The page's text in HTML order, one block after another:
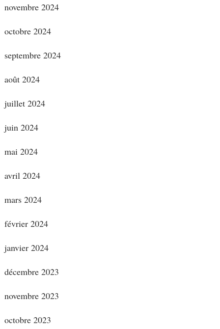
novembre 2024
octobre 2024
septembre 2024
août 2024
juillet 2024
juin 2024
mai 2024
avril 2024
mars 2024
février 2024
janvier 2024
décembre 2023
novembre 2023
octobre 2023